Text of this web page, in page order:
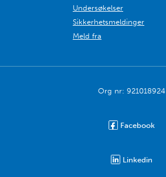
Undersøkelser
Sikkerhetsmeldinger
Meld fra
Org nr: 921018924
Facebook
Linkedin